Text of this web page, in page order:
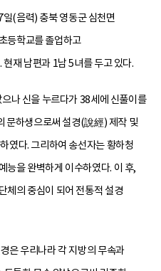
(음력) 충북 영동군 심천면
등학교를 졸업하고
재 남편과 1남 5녀를 두고 있다.
나 신을 누르다가 38세에 신풀이를
문하생으로써 설경(說經) 제작 및
였다. 그리하여 송선자는 황하청
능을 완벽하게 이수하였다. 이 후,
체의 중심이 되어 전통적 설경
은 우리나라 각 지방의 무속과